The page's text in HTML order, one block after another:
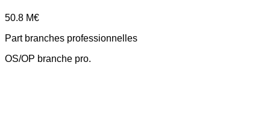
50.8 M€
Part branches professionnelles
OS/OP branche pro.